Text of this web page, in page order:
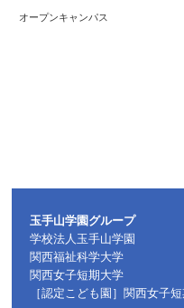
オープンキャンパス
玉手山学園グループ
学校法人玉手山学園
関西福祉科学大学
関西女子短期大学
［認定こども園］関西女子